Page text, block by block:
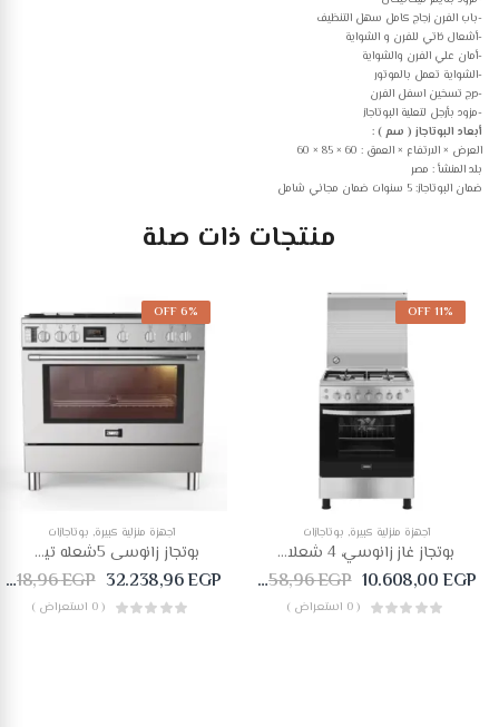
-باب الفرن زجاج كامل سهل التنظيف
-أشعال ذاتي للفرن و الشواية
-أمان علي الفرن والشواية
-الشواية تعمل بالموتور
-درج تسخين اسفل الفرن
-مزود بأرجل لتعلية البوتاجاز
أبعاد البوتاجاز ( سم ) :
العرض × الارتفاع × العمق : 60 × 85 × 60
بلد المنشأ : مصر
ضمان البوتاجاز: 5 سنوات ضمان مجاني شامل
منتجات ذات صلة
11% OFF
أجهزة منزلية كبيرة, بوتاجازات
بوتجاز غاز زانوسي، 4 شعلات، فضي- ZCG61296XA
10.608,00EGP
11.958,96EGP
( 0 استعراض )
6% OFF
أجهزة منزلية كبيرة, بوتاجازات
بوتجاز زانوسى 5شعله تيست ماكس ايرفراى ستانس 2مروحه امان ZCG97326XA
32.238,96EGP
34.318,96EGP
( 0 استعراض )